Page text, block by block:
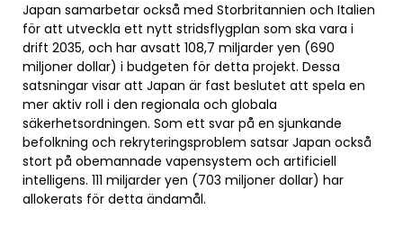
Japan samarbetar också med Storbritannien och Italien
för att utveckla ett nytt stridsflygplan som ska vara i
drift 2035, och har avsatt 108,7 miljarder yen (690
miljoner dollar) i budgeten för detta projekt. Dessa
satsningar visar att Japan är fast beslutet att spela en
mer aktiv roll i den regionala och globala
säkerhetsordningen. Som ett svar på en sjunkande
befolkning och rekryteringsproblem satsar Japan också
stort på obemannade vapensystem och artificiell
intelligens. 111 miljarder yen (703 miljoner dollar) har
allokerats för detta ändamål.